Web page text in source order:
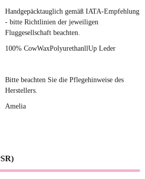
Handgepäcktauglich gemäß IATA-Empfehlung
- bitte Richtlinien der jeweiligen
Fluggesellschaft beachten.
100% CowWaxPolyurethanllUp Leder
Bitte beachten Sie die Pflegehinweise des
Herstellers.
Amelia